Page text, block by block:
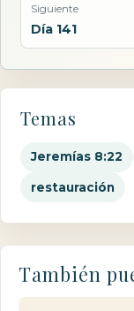
Siguiente
Día 141
Temas
Jeremías 8:22
restauración
También